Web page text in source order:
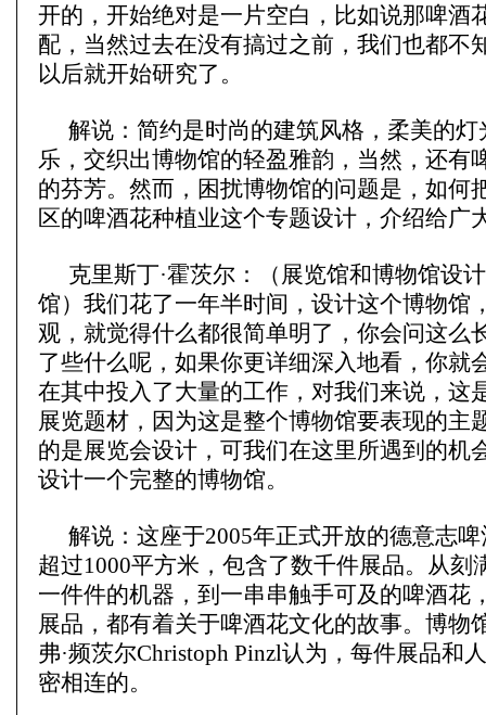
开的，开始绝对是一片空白，比如说那啤酒
配，当然过去在没有搞过之前，我们也都不
以后就开始研究了。
解说：简约是时尚的建筑风格，柔美的灯
乐，交织出博物馆的轻盈雅韵，当然，还有
的芬芳。然而，困扰博物馆的问题是，如何
区的啤酒花种植业这个专题设计，介绍给广
克里斯丁·霍茨尔：（展览馆和博物馆设
馆）我们花了一年半时间，设计这个博物馆
观，就觉得什么都很简单明了，你会问这么
了些什么呢，如果你更详细深入地看，你就
在其中投入了大量的工作，对我们来说，这
展览题材，因为这是整个博物馆要表现的主
的是展览会设计，可我们在这里所遇到的机
设计一个完整的博物馆。
解说：这座于2005年正式开放的德意志
超过1000平方米，包含了数千件展品。从刻
一件件的机器，到一串串触手可及的啤酒花
展品，都有着关于啤酒花文化的故事。博物
弗·频茨尔Christoph Pinzl认为，每件展品和
密相连的。